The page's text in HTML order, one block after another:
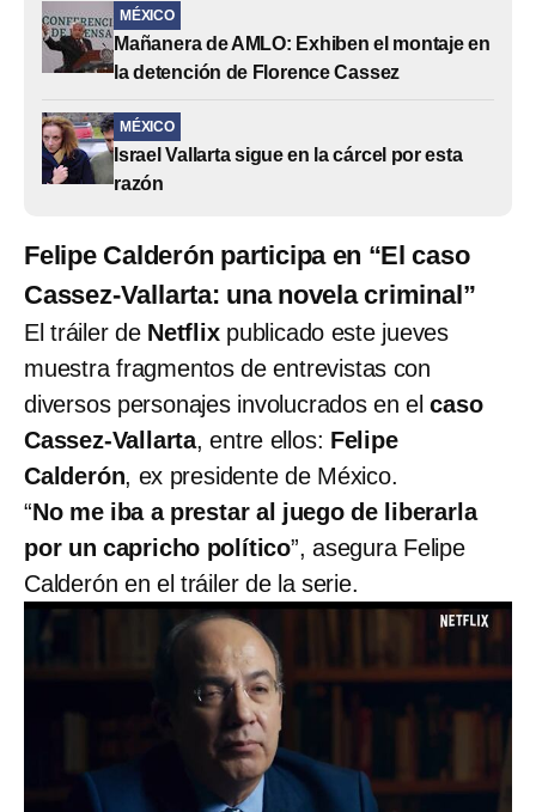
MÉXICO
Mañanera de AMLO: Exhiben el montaje en
la detención de Florence Cassez
MÉXICO
Israel Vallarta sigue en la cárcel por esta
razón
Felipe Calderón participa en “El caso
Cassez-Vallarta: una novela criminal”
El tráiler de Netflixpublicado este jueves
muestra fragmentos de entrevistas con
diversos personajes involucrados en elcaso
Cassez-Vallarta, entre ellos: Felipe
Calderón, ex presidente de México.
“No me iba a prestar al juego de liberarla
por un capricho político”, asegura Felipe
Calderón en el tráiler de la serie.